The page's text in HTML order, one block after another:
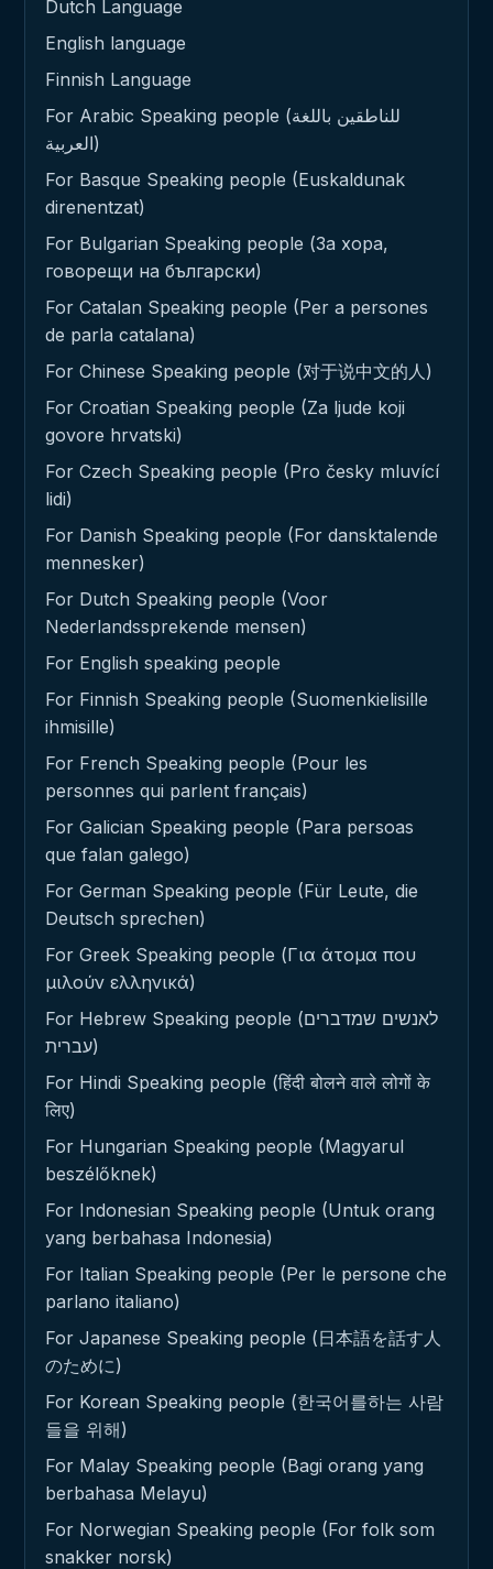
Dutch Language
English language
Finnish Language
For Arabic Speaking people (للناطقين باللغة
العربية)
For Basque Speaking people (Euskaldunak
direnentzat)
For Bulgarian Speaking people (За хора,
говорещи на български)
For Catalan Speaking people (Per a persones
de parla catalana)
For Chinese Speaking people (对于说中文的人)
For Croatian Speaking people (Za ljude koji
govore hrvatski)
For Czech Speaking people (Pro česky mluvící
lidi)
For Danish Speaking people (For dansktalende
mennesker)
For Dutch Speaking people (Voor
Nederlandssprekende mensen)
For English speaking people
For Finnish Speaking people (Suomenkielisille
ihmisille)
For French Speaking people (Pour les
personnes qui parlent français)
For Galician Speaking people (Para persoas
que falan galego)
For German Speaking people (Für Leute, die
Deutsch sprechen)
For Greek Speaking people (Για άτομα που
μιλούν ελληνικά)
For Hebrew Speaking people (לאנשים שמדברים
עברית)
For Hindi Speaking people (हिंदी बोलने वाले लोगों के
लिए)
For Hungarian Speaking people (Magyarul
beszélőknek)
For Indonesian Speaking people (Untuk orang
yang berbahasa Indonesia)
For Italian Speaking people (Per le persone che
parlano italiano)
For Japanese Speaking people (日本語を話す人
のために)
For Korean Speaking people (한국어를하는 사람
들을 위해)
For Malay Speaking people (Bagi orang yang
berbahasa Melayu)
For Norwegian Speaking people (For folk som
snakker norsk)